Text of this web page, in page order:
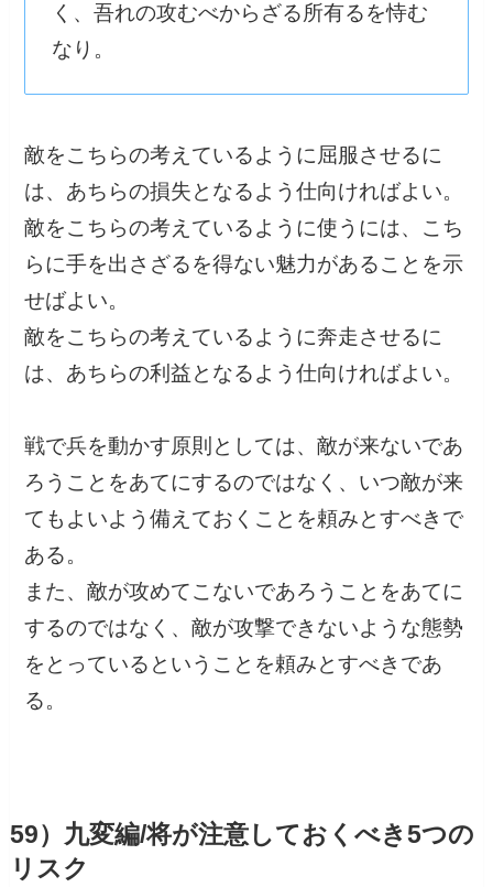
く、吾れの攻むべからざる所有るを恃む
なり。
敵をこちらの考えているように屈服させるに
は、あちらの損失となるよう仕向ければよい。
敵をこちらの考えているように使うには、こち
らに手を出さざるを得ない魅力があることを示
せばよい。
敵をこちらの考えているように奔走させるに
は、あちらの利益となるよう仕向ければよい。
戦で兵を動かす原則としては、敵が来ないであ
ろうことをあてにするのではなく、いつ敵が来
てもよいよう備えておくことを頼みとすべきで
ある。
また、敵が攻めてこないであろうことをあてに
するのではなく、敵が攻撃できないような態勢
をとっているということを頼みとすべきであ
る。
59）九変編/将が注意しておくべき5つの
リスク